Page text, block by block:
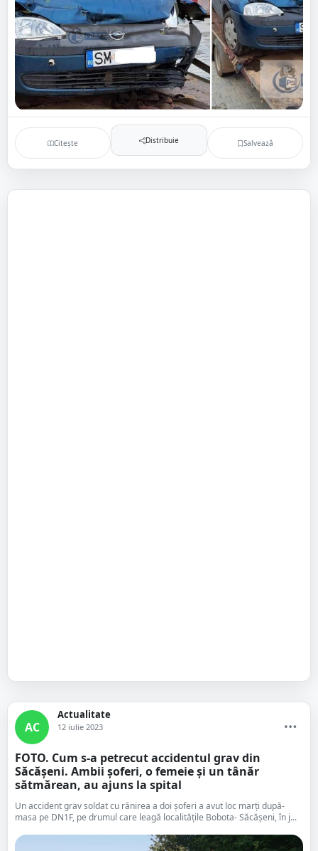
Citește Distribuie Salvează
AC
Actualitate
12 iulie 2023
FOTO. Cum s-a petrecut accidentul grav din
Săcășeni. Ambii șoferi, o femeie și un tânăr
sătmărean, au ajuns la spital
Un accident grav soldat cu rănirea a doi șoferi a avut loc marți după-
masa pe DN1F, pe drumul care leagă localitățile Bobota- Săcășeni, în j...